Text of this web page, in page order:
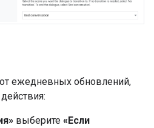
ежедневных обновлений,
выберите «Если